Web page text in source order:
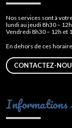
Nos services sont à
lundi au jeudi 8h30 –
Vendredi 8h30 – 12h et
En dehors de ces
CONTACTEZ-
Informations